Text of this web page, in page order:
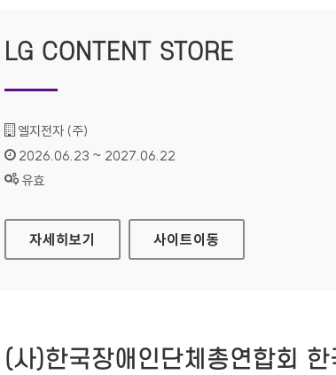
LG CONTENT STORE
기관명 :
엘지전자 (주)
인증기간 :
2026.06.23 ~ 2027.06.22
상태 :
유효
LG CONTENT STORE
자세히보기 사이트이동
(사)한국장애인단체총연합회